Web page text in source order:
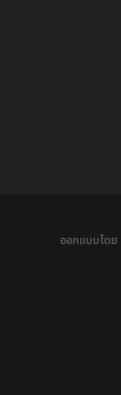
ออกแบบโดย